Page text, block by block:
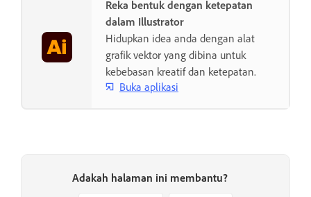
Reka bentuk dengan ketepatan
dalam Illustrator
Hidupkan idea anda dengan alat
grafik vektor yang dibina untuk
kebebasan kreatif dan ketepatan.
Buka aplikasi
Adakah halaman ini membantu?